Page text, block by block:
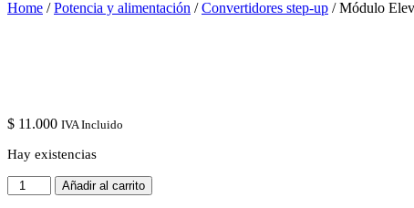
Home /Potencia y alimentación /Convertidores step-up / Módulo
$ 11.000 IVA Incluido
Hay existencias
Módulo
Elevador
Añadir al carrito